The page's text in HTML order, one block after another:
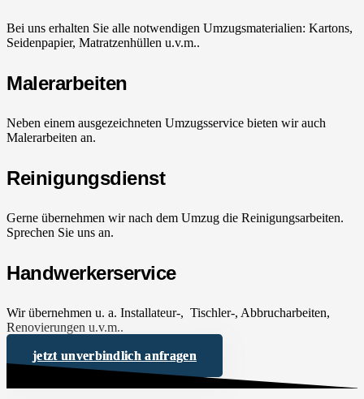
Bei uns erhalten Sie alle notwendigen Umzugsmaterialien: Kartons,
Seidenpapier, Matratzenhüllen u.v.m..
Malerarbeiten
Neben einem ausgezeichneten Umzugsservice bieten wir auch
Malerarbeiten an.
Reinigungsdienst
Gerne übernehmen wir nach dem Umzug die Reinigungsarbeiten.
Sprechen Sie uns an.
Handwerkerservice
Wir übernehmen u. a. Installateur-, Tischler-, Abbrucharbeiten,
Renovierungen u.v.m..
jetzt unverbindlich anfragen